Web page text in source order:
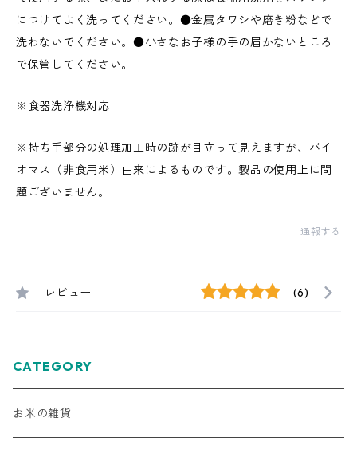
につけてよく洗ってください。●金属タワシや磨き粉などで
洗わないでください。●小さなお子様の手の届かないところ
で保管してください。
※食器洗浄機対応
※持ち手部分の処理加工時の跡が目立って見えますが、バイ
オマス（非食用米）由来によるものです。製品の使用上に問
題ございません。
通報する
レビュー (6)
CATEGORY
お米の雑貨